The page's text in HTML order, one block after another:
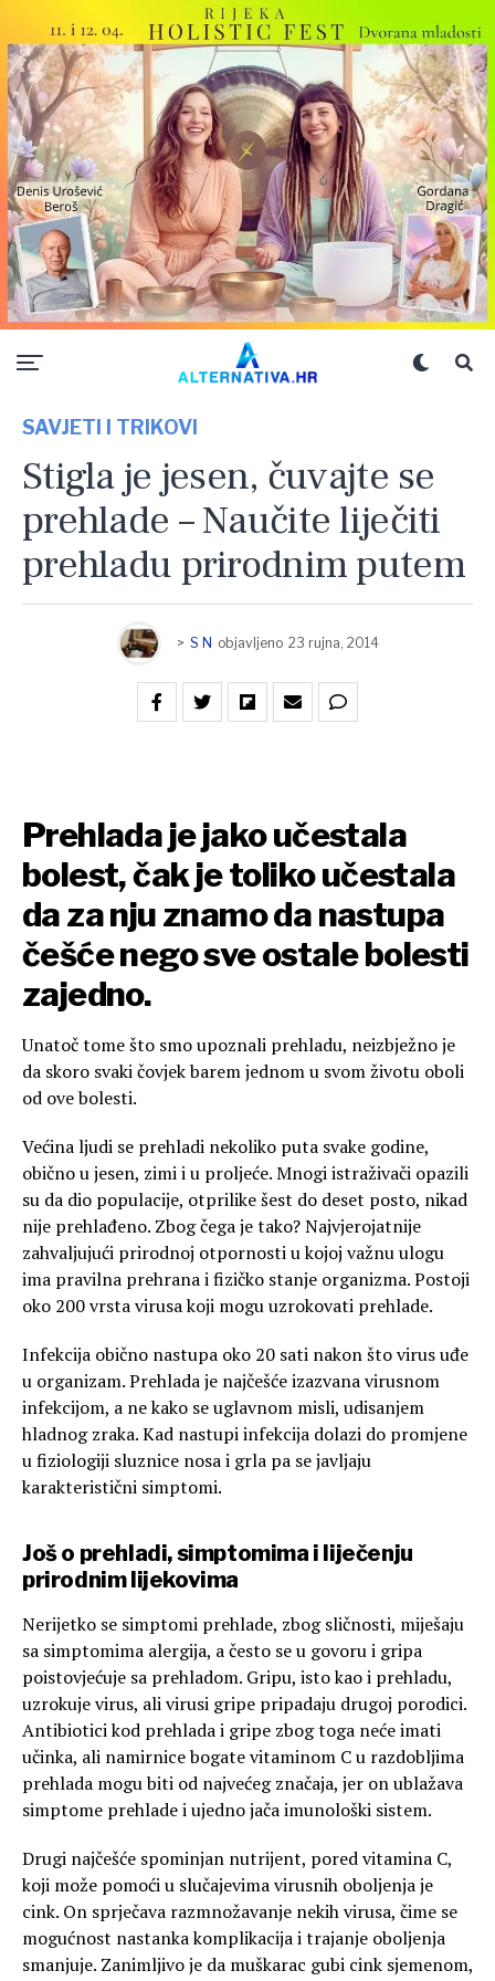
SAVJETI I TRIKOVI
Stigla je jesen, čuvajte se
prehlade – Naučite liječiti
prehladu prirodnim putem
> S N objavljeno 23 rujna, 2014
Prehlada je jako učestala
bolest, čak je toliko učestala
da za nju znamo da nastupa
češće nego sve ostale bolesti
zajedno.
Unatoč tome što smo upoznali prehladu, neizbježno je
da skoro svaki čovjek barem jednom u svom životu oboli
od ove bolesti.
Većina ljudi se prehladi nekoliko puta svake godine,
obično u jesen, zimi i u proljeće. Mnogi istraživači opazili
su da dio populacije, otprilike šest do deset posto, nikad
nije prehlađeno. Zbog čega je tako? Najvjerojatnije
zahvaljujući prirodnoj otpornosti u kojoj važnu ulogu
ima pravilna prehrana i fizičko stanje organizma. Postoji
oko 200 vrsta virusa koji mogu uzrokovati prehlade.
Infekcija obično nastupa oko 20 sati nakon što virus uđe
u organizam. Prehlada je najčešće izazvana virusnom
infekcijom, a ne kako se uglavnom misli, udisanjem
hladnog zraka. Kad nastupi infekcija dolazi do promjene
u fiziologiji sluznice nosa i grla pa se javljaju
karakteristični simptomi.
Još o prehladi, simptomima i liječenju
prirodnim lijekovima
Nerijetko se simptomi prehlade, zbog sličnosti, miješaju
sa simptomima alergija, a često se u govoru i gripa
poistovjećuje sa prehladom. Gripu, isto kao i prehladu,
uzrokuje virus, ali virusi gripe pripadaju drugoj porodici.
Antibiotici kod prehlada i gripe zbog toga neće imati
učinka, ali namirnice bogate vitaminom C u razdobljima
prehlada mogu biti od najvećeg značaja, jer on ublažava
simptome prehlade i ujedno jača imunološki sistem.
Drugi najčešće spominjan nutrijent, pored vitamina C,
koji može pomoći u slučajevima virusnih oboljenja je
cink. On sprječava razmnožavanje nekih virusa, čime se
mogućnost nastanka komplikacija i trajanje oboljenja
smanjuje. Zanimljivo je da muškarac gubi cink sjemenom,